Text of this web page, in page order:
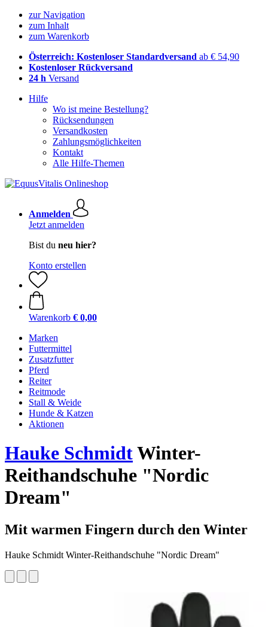
zur Navigation
zum Inhalt
zum Warenkorb
Österreich: Kostenloser Standardversand ab € 54,90
Kostenloser Rückversand
24 h Versand
Hilfe
Wo ist meine Bestellung?
Rücksendungen
Versandkosten
Zahlungsmöglichkeiten
Kontakt
Alle Hilfe-Themen
Anmelden
Jetzt anmelden
Bist du neu hier?
Konto erstellen
Warenkorb € 0,00
Marken
Futtermittel
Zusatzfutter
Pferd
Reiter
Reitmode
Stall & Weide
Hunde & Katzen
Aktionen
Hauke SchmidtWinter-
Reithandschuhe "Nordic
Dream"
Mit warmen Fingern durch den Winter
Hauke Schmidt Winter-Reithandschuhe "Nordic Dream"